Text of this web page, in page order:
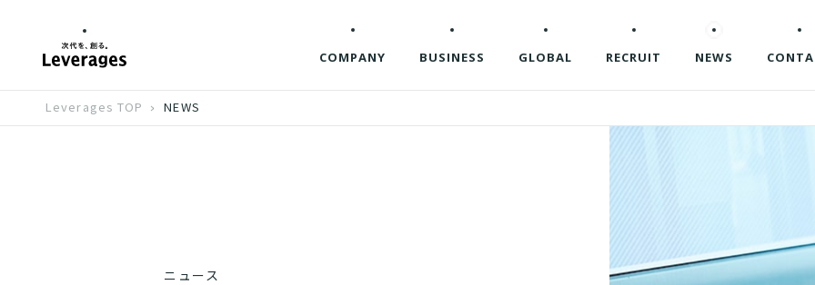
COMPANY BUSINESS GLOBAL RECRUIT NEWS
Leverages TOP NEWS
ニュース